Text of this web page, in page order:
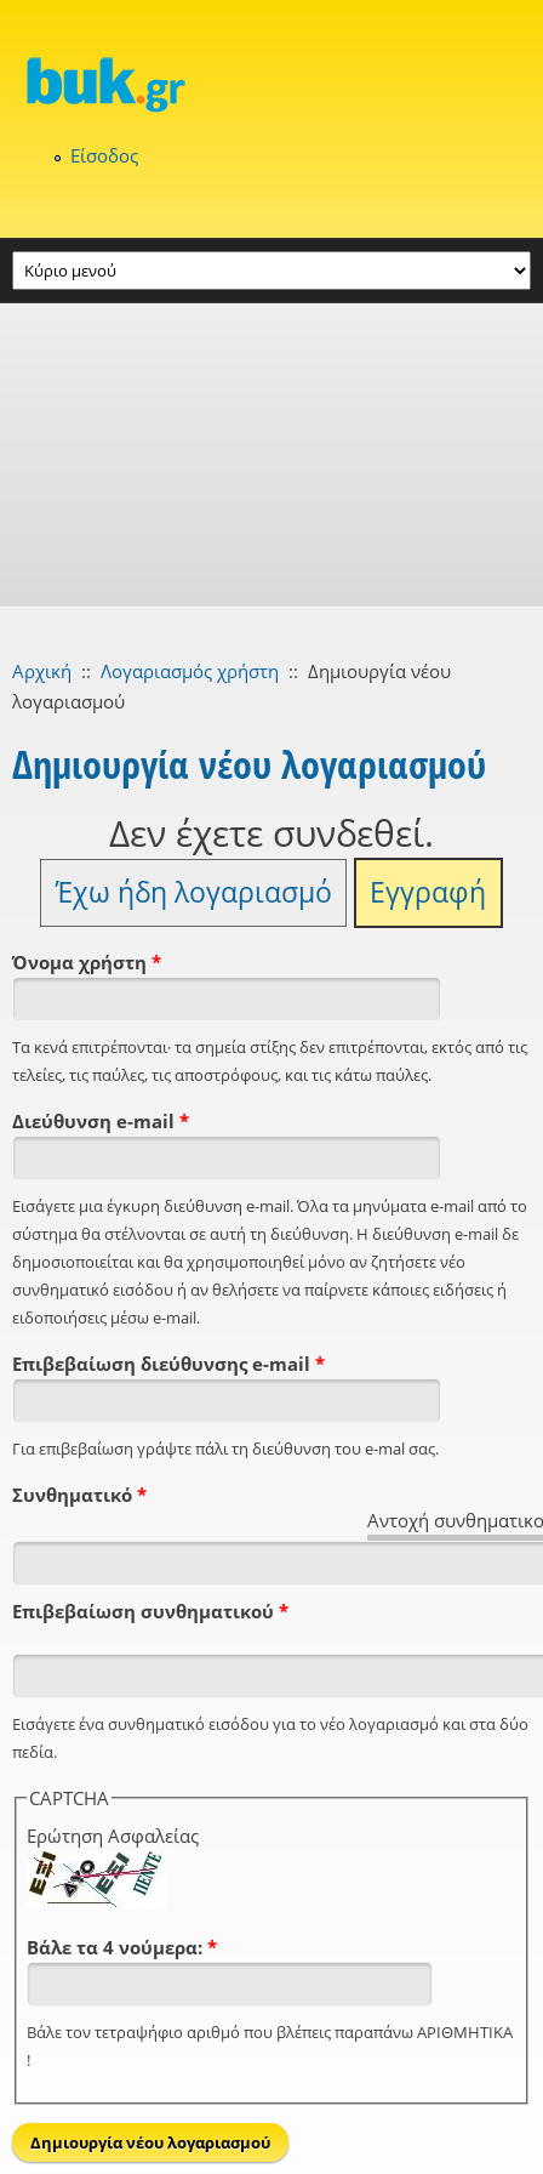
Είσοδος
Αρχική :: Λογαριασμός χρήστη :: Δημιουργία νέου
λογαριασμού
Δημιουργία νέου λογαριασμού
Δεν έχετε συνδεθεί.
Έχω ήδη λογαριασμό Εγγραφή
Όνομα χρήστη *
Τα κενά επιτρέπονται· τα σημεία στίξης δεν επιτρέπονται, εκτός από τις
τελείες, τις παύλες, τις αποστρόφους, και τις κάτω παύλες.
Διεύθυνση e-mail *
Εισάγετε μια έγκυρη διεύθυνση e-mail. Όλα τα μηνύματα e-mail από το
σύστημα θα στέλνονται σε αυτή τη διεύθυνση. Η διεύθυνση e-mail δε
δημοσιοποιείται και θα χρησιμοποιηθεί μόνο αν ζητήσετε νέο
συνθηματικό εισόδου ή αν θελήσετε να παίρνετε κάποιες ειδήσεις ή
ειδοποιήσεις μέσω e-mail.
Επιβεβαίωση διεύθυνσης e-mail *
Για επιβεβαίωση γράψτε πάλι τη διεύθυνση του e-mal σας.
Αντοχή
Συνθηματικό *
Επιβεβαίωση συνθηματικού *
Εισάγετε ένα συνθηματικό εισόδου για το νέο λογαριασμό και στα δύο
πεδία.
CAPTCHA
Ερώτηση Ασφαλείας
Βάλε τα 4 νούμερα: *
Βάλε τον τετραψήφιο αριθμό που βλέπεις παραπάνω ΑΡΙΘΜΗΤΙΚΑ
!